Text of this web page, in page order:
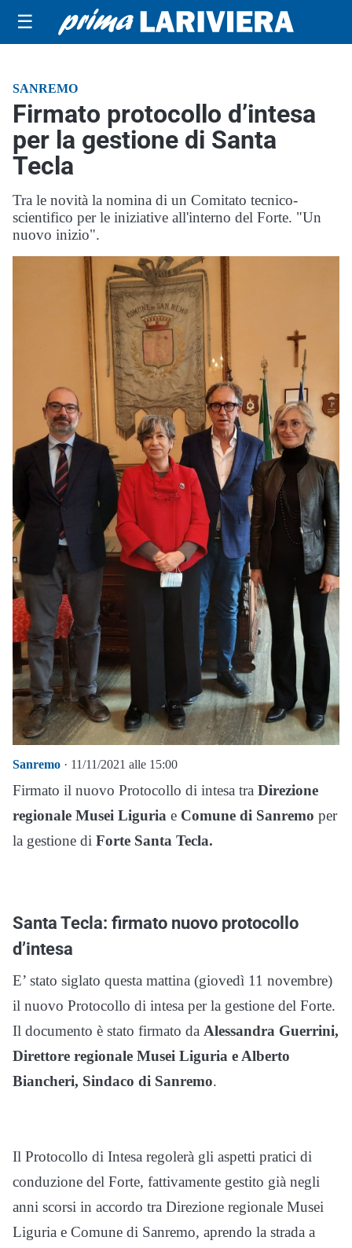
☰
SANREMO
Firmato protocollo d’intesa
per la gestione di Santa
Tecla
Tra le novità la nomina di un Comitato tecnico-
scientifico per le iniziative all'interno del Forte. "Un
nuovo inizio".
Sanremo · 11/11/2021 alle 15:00
Firmato il nuovo Protocollo di intesa tra Direzione
regionale Musei Liguria e Comune di Sanremo per
la gestione di Forte Santa Tecla.
Santa Tecla: firmato nuovo protocollo
d’intesa
E’ stato siglato questa mattina (giovedì 11 novembre)
il nuovo Protocollo di intesa per la gestione del Forte.
Il documento è stato firmato da Alessandra Guerrini,
Direttore regionale Musei Liguria e Alberto
Biancheri, Sindaco di Sanremo.
Il Protocollo di Intesa regolerà gli aspetti pratici di
conduzione del Forte, fattivamente gestito già negli
anni scorsi in accordo tra Direzione regionale Musei
Liguria e Comune di Sanremo, aprendo la strada a